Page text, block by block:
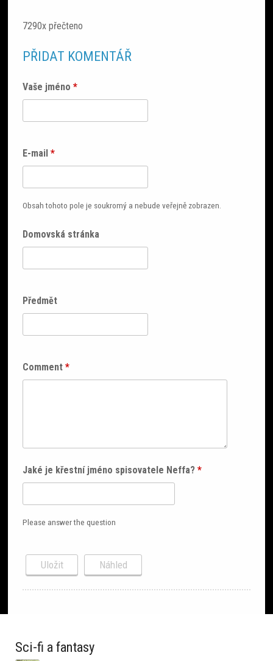
7290x přečteno
PŘIDAT KOMENTÁŘ
Vaše jméno*
E-mail*
Obsah tohoto pole je soukromý a nebude veřejně zobrazen.
Domovská stránka
Předmět
Comment*
Jaké je křestní jméno spisovatele Neffa?*
Please answer the question
Sci-fi a fantasy